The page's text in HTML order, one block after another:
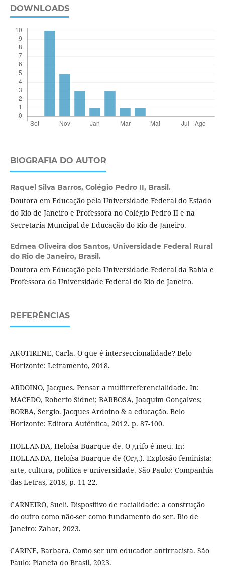
DOWNLOADS
BIOGRAFIA DO AUTOR
Raquel Silva Barros, Colégio Pedro II, Brasil.
Doutora em Educação pela Universidade Federal do Estado
do Rio de Janeiro e Professora no Colégio Pedro II e na
Secretaria Muncipal de Educação do Rio de Janeiro.
Edmea Oliveira dos Santos, Universidade Federal Rural
do Rio de Janeiro, Brasil.
Doutora em Educação pela Universidade Federal da Bahia e
Professora da Universidade Federal do Rio de Janeiro.
REFERÊNCIAS
AKOTIRENE, Carla. O que é interseccionalidade? Belo
Horizonte: Letramento, 2018.
ARDOINO, Jacques. Pensar a multirreferencialidade. In:
MACEDO, Roberto Sidnei; BARBOSA, Joaquim Gonçalves;
BORBA, Sergio. Jacques Ardoino & a educação. Belo
Horizonte: Editora Autêntica, 2012. p. 87-100.
HOLLANDA, Heloísa Buarque de. O grifo é meu. In:
HOLLANDA, Heloísa Buarque de (Org.). Explosão feminista:
arte, cultura, política e universidade. São Paulo: Companhia
das Letras, 2018, p. 11-22.
CARNEIRO, Sueli. Dispositivo de racialidade: a construção
do outro como não-ser como fundamento do ser. Rio de
Janeiro: Zahar, 2023.
CARINE, Barbara. Como ser um educador antirracista. São
Paulo: Planeta do Brasil, 2023.